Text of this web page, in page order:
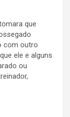
que
com outro
ele e alguns
ou